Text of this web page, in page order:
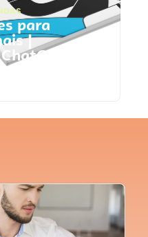
para
|